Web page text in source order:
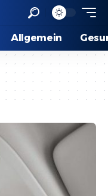
Allgemein